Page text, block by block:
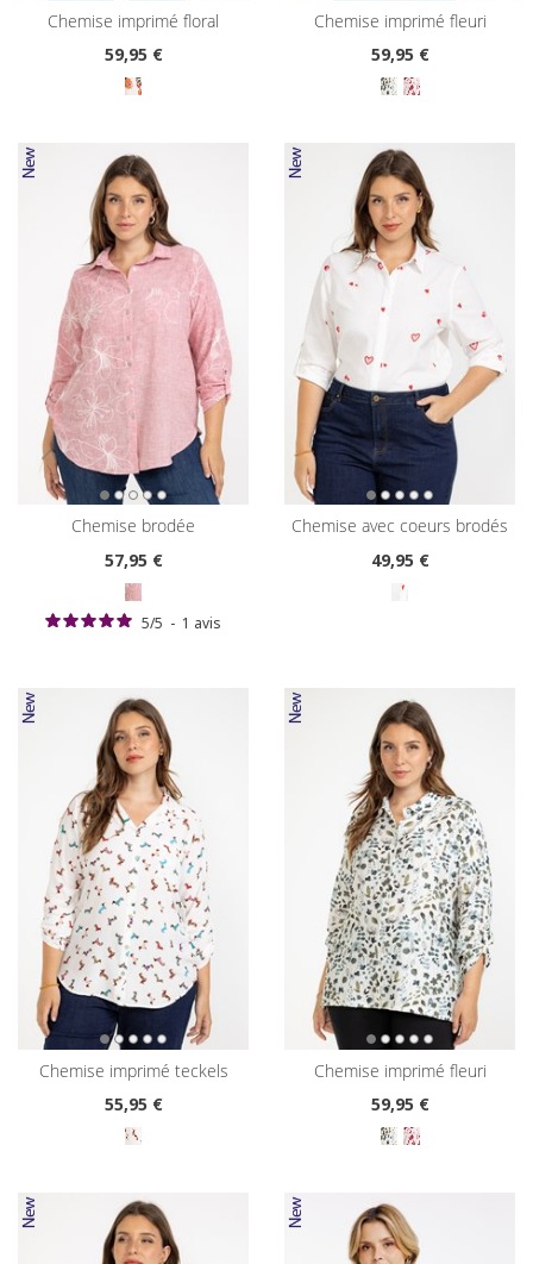
chemise imprimé floral
59,95 €
chemise imprimé fleuri
59,95 €
chemise brodée
57,95 €
5/5 - 1 avis
chemise avec coeurs brodés
49,95 €
chemise imprimé teckels
55,95 €
chemise imprimé fleuri
59,95 €